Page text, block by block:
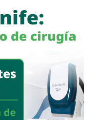
residuos y
y alcantarillas,
de las zonas donde
mantiene activos los
temporada de lluvias e
tirar basura en la vía
la infraestructura